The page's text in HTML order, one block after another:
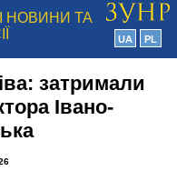
НОВИНИ ТА
UA PL
затримали
Івано-